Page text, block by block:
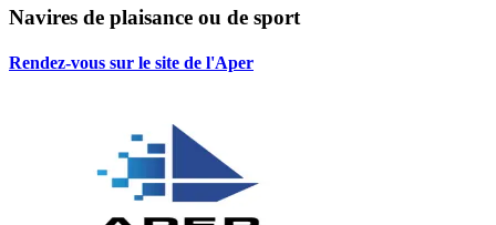
Navires de plaisance ou de sport
Rendez-vous sur le site de l'Aper